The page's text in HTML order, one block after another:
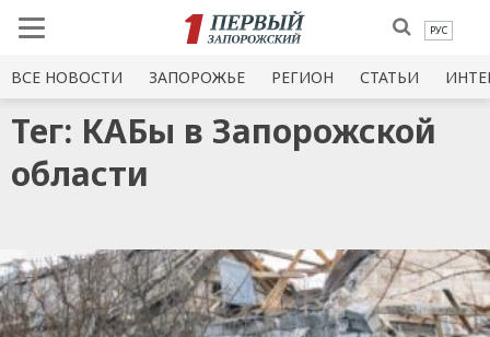
РУС
ВСЕ НОВОСТИ ЗАПОРОЖЬЕ РЕГИОН СТАТЬИ
Тег: КАБы в Запорожской
области